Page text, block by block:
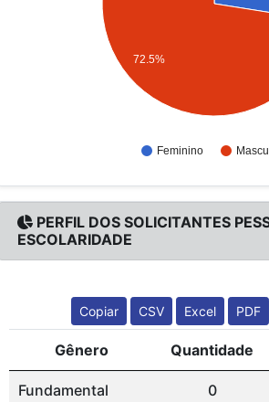
Feminino
72.5%
PERFIL DOS SOLICITANTES
ESCOLARIDADE
Copiar CSV Excel PDF
Gênero Quantidade
Fundamental
0